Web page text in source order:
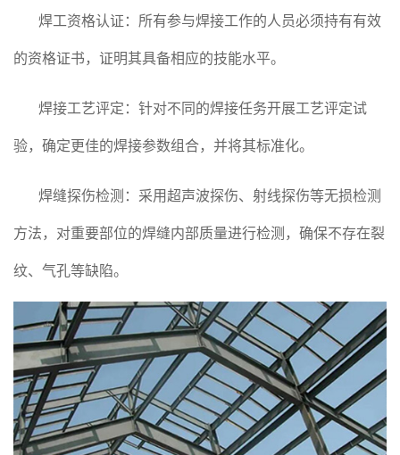
焊工资格认证：所有参与焊接工作的人员必须持有有效
的资格证书，证明其具备相应的技能水平。
焊接工艺评定：针对不同的焊接任务开展工艺评定试
验，确定更佳的焊接参数组合，并将其标准化。
焊缝探伤检测：采用超声波探伤、射线探伤等无损检测
方法，对重要部位的焊缝内部质量进行检测，确保不存在裂
纹、气孔等缺陷。